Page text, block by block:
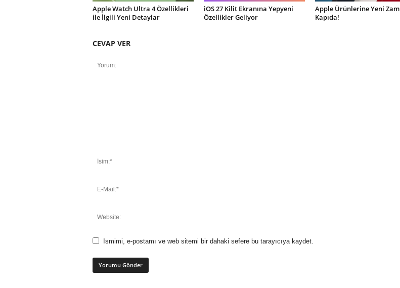
Apple Watch Ultra 4 Özellikleri
ile İlgili Yeni Detaylar
iOS 27 Kilit Ekranına Yepyeni
Özellikler Geliyor
Apple Ürünlerine Yeni Zam
Kapıda!
CEVAP VER
Ismimi, e-postamı ve web sitemi bir dahaki sefere bu tarayıcıya kaydet.